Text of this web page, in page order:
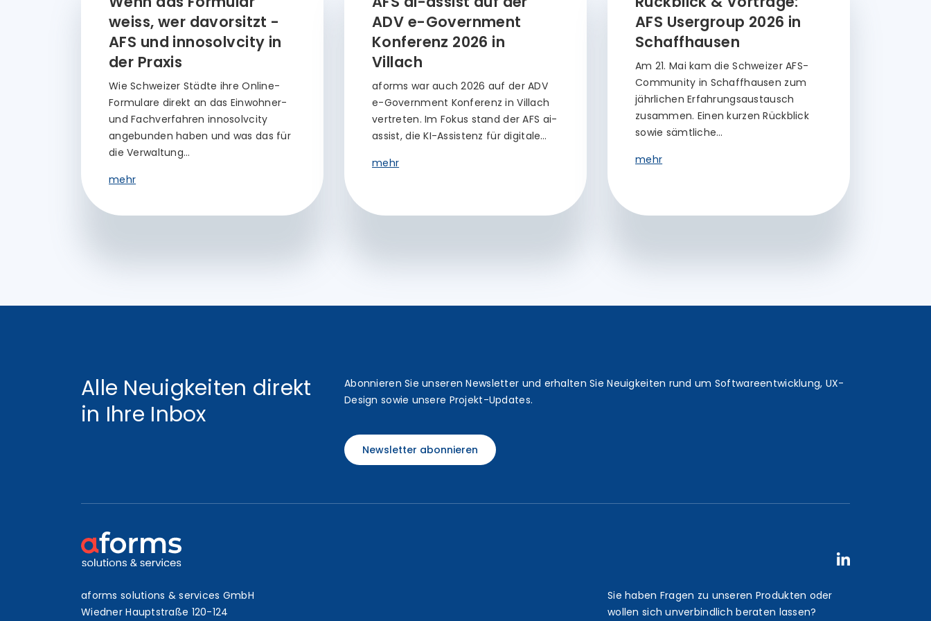
weiss, wer davorsitzt -
AFS und innosolvcity in
der Praxis
Wie Schweizer Städte ihre Online-
Formulare direkt an das Einwohner-
und Fachverfahren innosolvcity
angebunden haben und was das für
die Verwaltung…
mehr
ADV e-Government
Konferenz 2026 in
Villach
aforms war auch 2026 auf der ADV
e-Government Konferenz in Villach
vertreten. Im Fokus stand der AFS ai-
assist, die KI-Assistenz für digitale…
mehr
AFS Usergroup 2026 in
Schaffhausen
Am 21. Mai kam die Schweizer AFS-
Community in Schaffhausen zum
jährlichen Erfahrungsaustausch
zusammen. Einen kurzen Rückblick
sowie sämtliche…
mehr
Alle Neuigkeiten direkt
in Ihre Inbox
Abonnieren Sie unseren Newsletter und erhalten Sie Neuigkeiten rund um Softwareentwicklung, UX-
Design sowie unsere Projekt-Updates.
Newsletter abonnieren
aforms solutions & services GmbH
Wiedner Hauptstraße 120-124
Sie haben Fragen zu unseren Produkten oder
wollen sich unverbindlich beraten lassen?